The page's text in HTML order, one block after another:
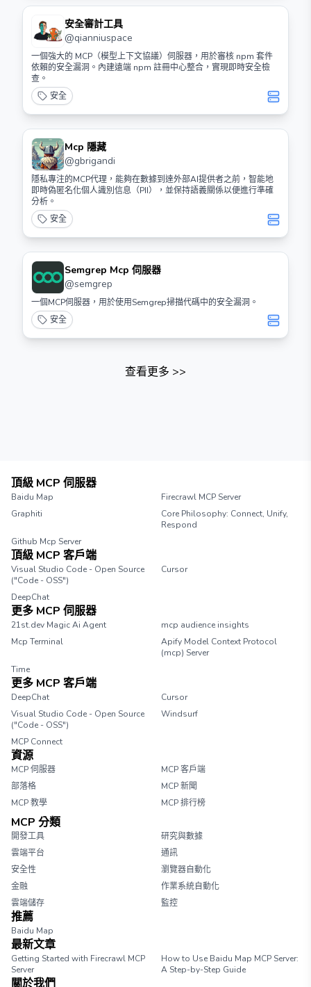
安全審計工具
@qianniuspace
一個強大的 MCP（模型上下文協議）伺服器，用於審核 npm 套件
依賴的安全漏洞。內建遠端 npm 註冊中心整合，實現即時安全檢
查。
安全
Mcp 隱藏
@gbrigandi
隱私專注的MCP代理，能夠在數據到達外部AI提供者之前，智能地
即時偽匿名化個人識別信息（PII），並保持語義關係以便進行準確
分析。
安全
Semgrep Mcp 伺服器
@semgrep
一個MCP伺服器，用於使用Semgrep掃描代碼中的安全漏洞。
安全
查看更多 >>
頂級 MCP 伺服器
Baidu Map
Firecrawl MCP Server
Graphiti
Core Philosophy: Connect, Unify,
Respond
Github Mcp Server
頂級 MCP 客戶端
Visual Studio Code - Open Source
("Code - OSS")
Cursor
DeepChat
更多 MCP 伺服器
21st.dev Magic Ai Agent
mcp audience insights
Mcp Terminal
Apify Model Context Protocol
(mcp) Server
Time
更多 MCP 客戶端
DeepChat
Cursor
Visual Studio Code - Open Source
("Code - OSS")
Windsurf
MCP Connect
資源
MCP 伺服器
MCP 客戶端
部落格
MCP 新聞
MCP 教學
MCP 排行榜
MCP 分類
開發工具
研究與數據
雲端平台
通訊
安全性
瀏覽器自動化
金融
作業系統自動化
雲端儲存
監控
推薦
Baidu Map
最新文章
Getting Started with Firecrawl MCP
Server
How to Use Baidu Map MCP Server:
A Step-by-Step Guide
關於我們